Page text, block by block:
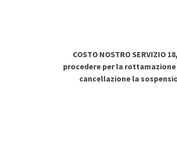
COSTO NOSTRO
procedere per la
cancellazione la